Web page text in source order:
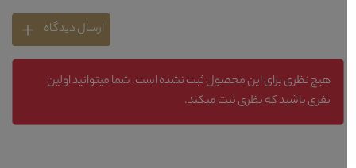
ارسال دیدگاه
هیچ نظری برای این محصول ثبت نشده است. شما میتوانید اولین
نفری باشید که نظری ثبت میکند.